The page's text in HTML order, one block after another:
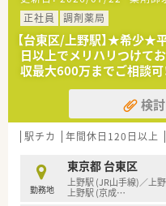
≪こんな薬局です≫
■人気の浅草エリア♪
■応需科目は内科・整形
■在宅も積極的に取り組
■処方箋枚数は50～60
■新人配属も多いため
■機械はイーサー・Vマ
■加算関係がしっかり
■患者様とのコミュニ
投薬しています
正社員
調剤薬局
【台東区/上野駅】★希少★
日以上でメリハリつけて
収最大600万までご相談可
検
駅チカ 年間休日120日以上
勤務地
東京都 台東区
上野駅 (JR山手線)／上
上野駅 (京成…